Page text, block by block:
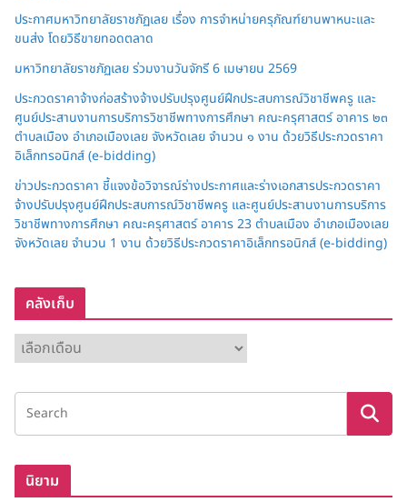
ประกาศมหาวิทยาลัยราชภัฏเลย เรื่อง การจำหน่ายครุภัณฑ์ยานพาหนะและ
ขนส่ง โดยวิธีขายทอดตลาด
มหาวิทยาลัยราชภัฏเลย ร่วมงานวันจักรี 6 เมษายน 2569
ประกวดราคาจ้างก่อสร้างจ้างปรับปรุงศูนย์ฝึกประสบการณ์วิชาชีพครู และ
ศูนย์ประสานงานการบริการวิชาชีพทางการศึกษา คณะครุศาสตร์ อาคาร ๒๓
ตำบลเมือง อำเภอเมืองเลย จังหวัดเลย จำนวน ๑ งาน ด้วยวิธีประกวดราคา
อิเล็กทรอนิกส์ (e-bidding)
ข่าวประกวดราคา ชี้แจงข้อวิจารณ์ร่างประกาศและร่างเอกสารประกวดราคา
จ้างปรับปรุงศูนย์ฝึกประสบการณ์วิชาชีพครู และศูนย์ประสานงานการบริการ
วิชาชีพทางการศึกษา คณะครุศาสตร์ อาคาร 23 ตำบลเมือง อำเภอเมืองเลย
จังหวัดเลย จำนวน 1 งาน ด้วยวิธีประกวดราคาอิเล็กทรอนิกส์ (e-bidding)
คลังเก็บ
ลั
ง
ก็
นิยาม